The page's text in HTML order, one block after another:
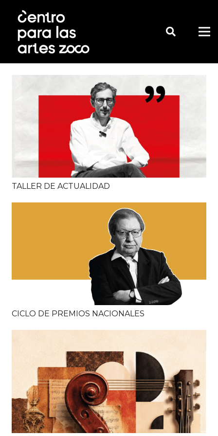
TALLER DE ACTUALIDAD
CICLO DE PREMIOS NACIONALES